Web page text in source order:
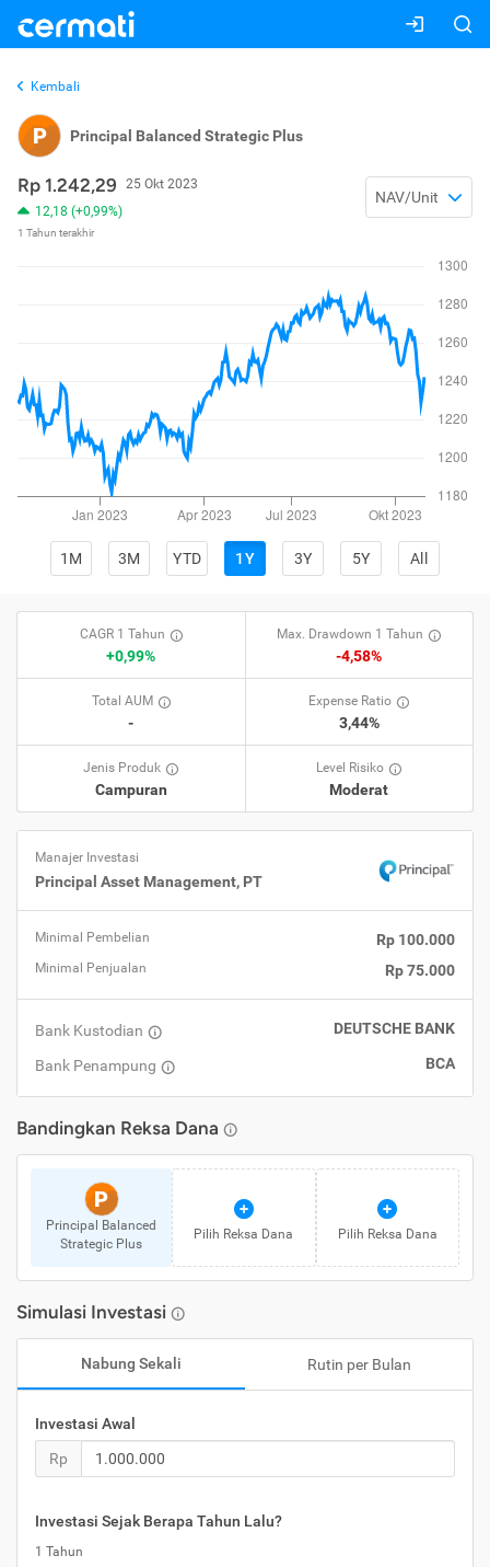
Kembali
P Principal Balanced Strategic Plus
Rp 1.242,29
25 Okt 2023
12,18 (+0,99%)
1 Tahun terakhir
NAV/Unit
1M 3M YTD 1Y 3Y 5Y All
CAGR 1 Tahun
+0,99%
Max. Drawdown 1 Tahun
-4,58%
Total AUM
-
Expense Ratio
3,44%
Jenis Produk
Campuran
Level Risiko
Moderat
Manajer Investasi
Principal Asset Management, PT
Minimal Pembelian Rp 100.000
Minimal Penjualan Rp 75.000
Bank Kustodian DEUTSCHE BANK
Bank Penampung BCA
Bandingkan Reksa Dana
P
Principal Balanced
Strategic Plus
Pilih Reksa Dana Pilih Reksa Dana
Simulasi Investasi
Nabung Sekali Rutin per Bulan
Investasi Awal
Rp
Investasi Sejak Berapa Tahun Lalu?
1 Tahun